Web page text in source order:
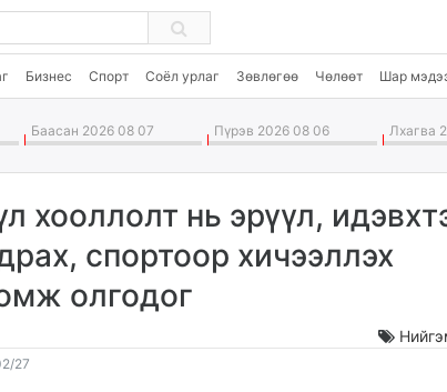
Бизнес Спорт Соёл урлаг Зөвлөгөө Чөлөөт Шар
Баасан 2026 08 07 Пүрэв 2026 08 06 Лхагва
хооллолт нь эрүүл,
спортоор хичээллэх
олгодог
27